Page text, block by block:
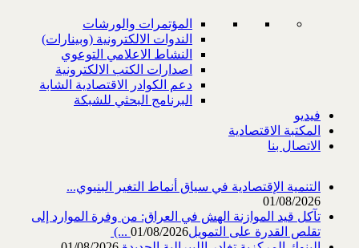
المؤتمرات والورشات
الندوات الالكترونية (وبينارات)
النشاط الاعلامي التوعوي
اصدارات الكتب الالكترونية
دعم الكوادر الاقتصادية الشابة
البرنامج البحثي للشبكة
فيديو
المكتبة الاقتصادية
الاتصال بنا
التنمية الإقتصادية في سياق أنماط التغير البنيوي...
01/08/2026
تآكل قيد الموازنة الهش في العراق: من وفرة الموارد إلى
تقلص القدرة على التمويل‎ (...01/08/2026